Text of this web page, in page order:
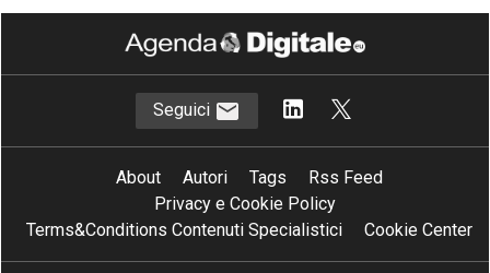
Seguici
About Autori Tags
Rss Feed
Privacy e Cookie Policy
Terms&Conditions Contenuti Specialistici
Cookie Center